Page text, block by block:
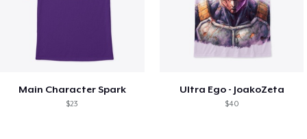
Main Character Spark
$23
Ultra Ego - JoakoZeta
$40